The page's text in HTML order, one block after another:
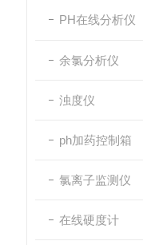
PH在线分析仪
余氯分析仪
浊度仪
ph加药控制箱
氯离子监测仪
在线硬度计